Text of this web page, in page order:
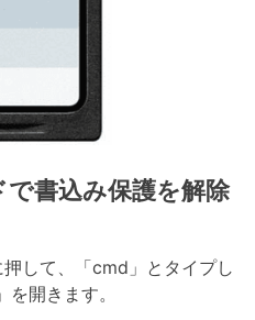
書込み保護を解除
して、「cmd」とタイプし
」を開きます。